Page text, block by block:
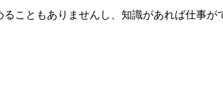
こともありませんし、知識があれば仕事が